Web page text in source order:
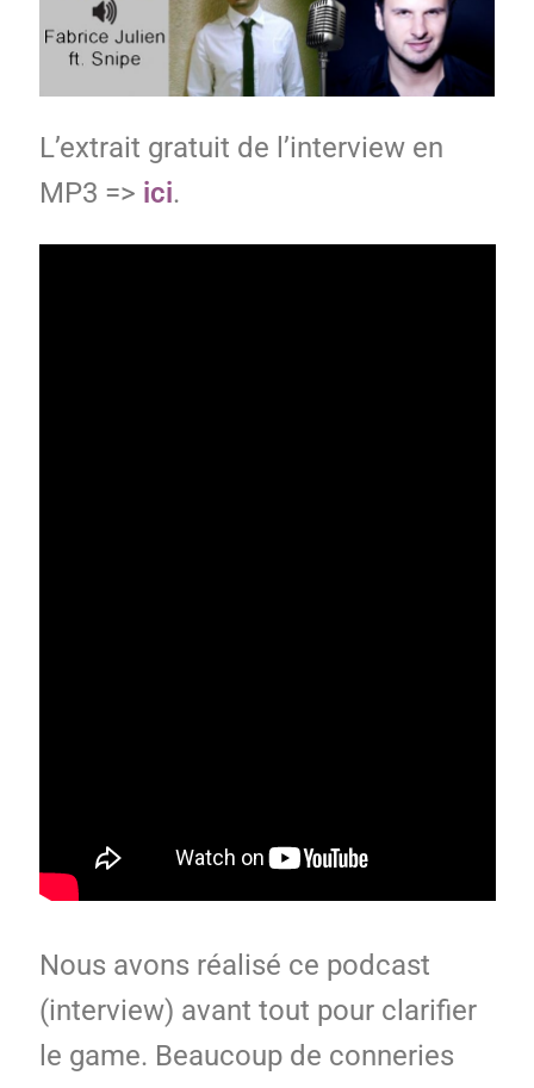
L’extrait gratuit de l’interview en
MP3 => ici.
Nous avons réalisé ce podcast
(interview) avant tout pour clarifier
le game. Beaucoup de conneries